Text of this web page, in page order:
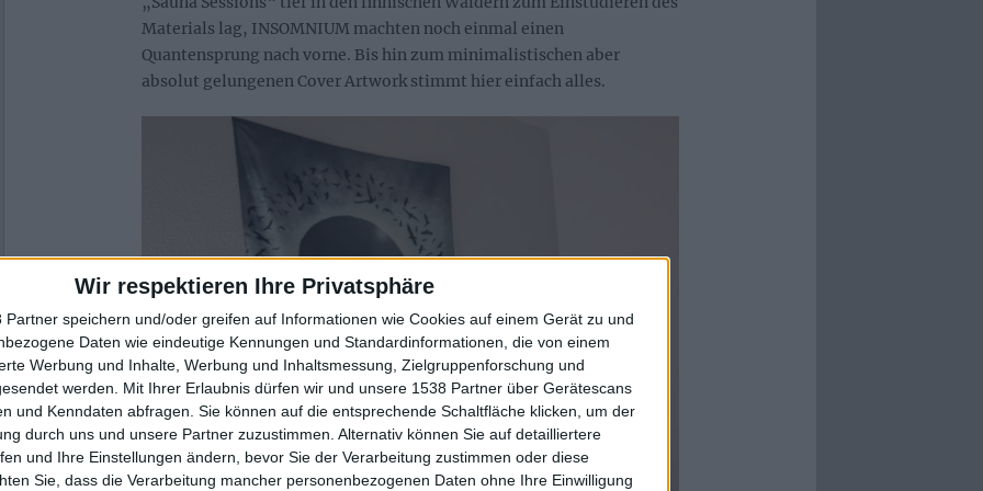
Wir respektieren Ihre Privatsphäre
Partner speichern und/oder greifen auf Informationen wie Cookies auf einem Gerät zu und
Daten wie eindeutige Kennungen und Standardinformationen, die von einem
Werbung und Inhalte, Werbung und Inhaltsmessung, Zielgruppenforschung und
werden.
Mit Ihrer Erlaubnis dürfen wir und unsere 1538 Partner über Gerätescans
und Kenndaten abfragen. Sie können auf die entsprechende Schaltfläche klicken, um der
durch uns und unsere Partner zuzustimmen. Alternativ können Sie auf detailliertere
und Ihre Einstellungen ändern, bevor Sie der Verarbeitung zustimmen oder diese
Sie, dass die Verarbeitung mancher personenbezogenen Daten ohne Ihre Einwilligung
Materials lag, INSOMNIUM machten noch einmal einen
Quantensprung nach vorne. Bis hin zum minimalistischen aber
absolut gelungenen Cover Artwork stimmt hier einfach alles.